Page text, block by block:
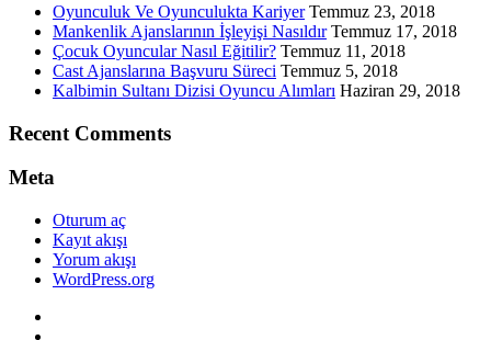
Oyunculuk Ve Oyunculukta Kariyer Temmuz 23, 2018
Mankenlik Ajanslarının İşleyişi Nasıldır Temmuz 17, 2018
Çocuk Oyuncular Nasıl Eğitilir? Temmuz 11, 2018
Cast Ajanslarına Başvuru Süreci Temmuz 5, 2018
Kalbimin Sultanı Dizisi Oyuncu Alımları Haziran 29, 2018
Recent Comments
Meta
Oturum aç
Kayıt akışı
Yorum akışı
WordPress.org